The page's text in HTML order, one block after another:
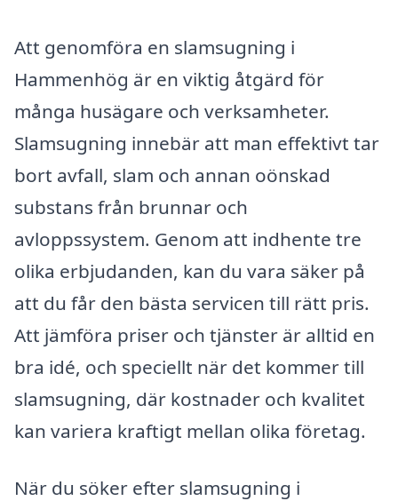
Att genomföra en slamsugning i
Hammenhög är en viktig åtgärd för
många husägare och verksamheter.
Slamsugning innebär att man effektivt tar
bort avfall, slam och annan oönskad
substans från brunnar och
avloppssystem. Genom att indhente tre
olika erbjudanden, kan du vara säker på
att du får den bästa servicen till rätt pris.
Att jämföra priser och tjänster är alltid en
bra idé, och speciellt när det kommer till
slamsugning, där kostnader och kvalitet
kan variera kraftigt mellan olika företag.
När du söker efter slamsugning i